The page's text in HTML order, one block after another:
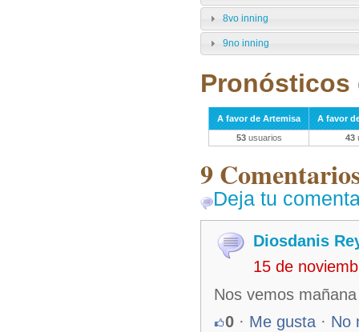
8vo inning
9no inning
Pronósticos
A favor de Artemisa
A favor
53usuarios 43
9
Deja tu
Diosdanis
15 de
Nos vemos
0 · Me gusta · No